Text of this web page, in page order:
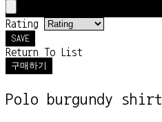
Rating
SAVE
Return To List
구매하기
Polo burgundy shirt